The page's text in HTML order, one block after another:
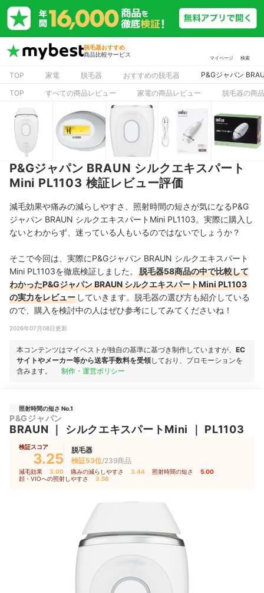
脱毛器おすすめ
商品比較サービス
マイページ 検索
TOP 家電 脱毛器 おすすめの脱毛器 P&Gジャパン
TOP すべての商品レビュー 家電の商品レビュー 脱毛器の商
P&Gジャパン BRAUN シルクエキスパート
Mini PL1103 検証レビュー評価
減毛効果や痛みの減らしやすさ、照射時間の短さが気になるP&G
ジャパン BRAUN シルクエキスパートMini PL1103。実際に購入し
ないとわからず、迷っている人もいるのではないでしょうか？
そこで今回は、実際にP&Gジャパン BRAUN シルクエキスパート
Mini PL1103を徹底検証しました。
脱毛器58商品の中で比較して
わかったP&Gジャパン BRAUN シルクエキスパートMini PL1103
の実力をレビュー していきます。脱毛器の選び方も紹介している
ので、購入を検討中の人はぜひ参考にしてみてくださいね！
2026年07月08日更新
本コンテンツはマイベストが独自の基準に基づき制作していますが、 EC
サイトやメーカー等から送客手数料を受領しており、プロモーションを
含みます。
制作・運営ポリシー
照射時間の短さ No.1
P&Gジャパン
BRAUN シルクエキスパートMini PL1103
検証スコア
3.25
脱毛器
検証53位/239商品
減毛効果 3.00 痛みの減らしやすさ 3.44 照射時間の短さ 5.00
顔・VIOへの照射しやすさ 3.58